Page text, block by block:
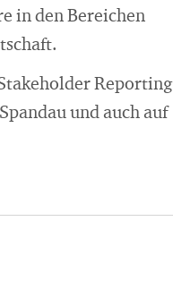
in den Bereichen
Reporting
und auch auf